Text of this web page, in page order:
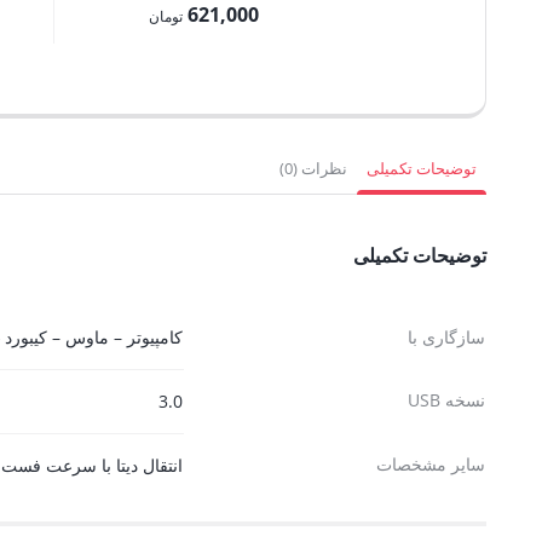
اصلی:621,000 تومان
621,000 تومان.
توضیحات تکمیلی نظرات (0)
توضیحات تکمیلی
سازگاری با کامپیوتر – ماوس –
نسخه USB 3.0
سایر مشخصات انتقال دیتا با سرعت فست